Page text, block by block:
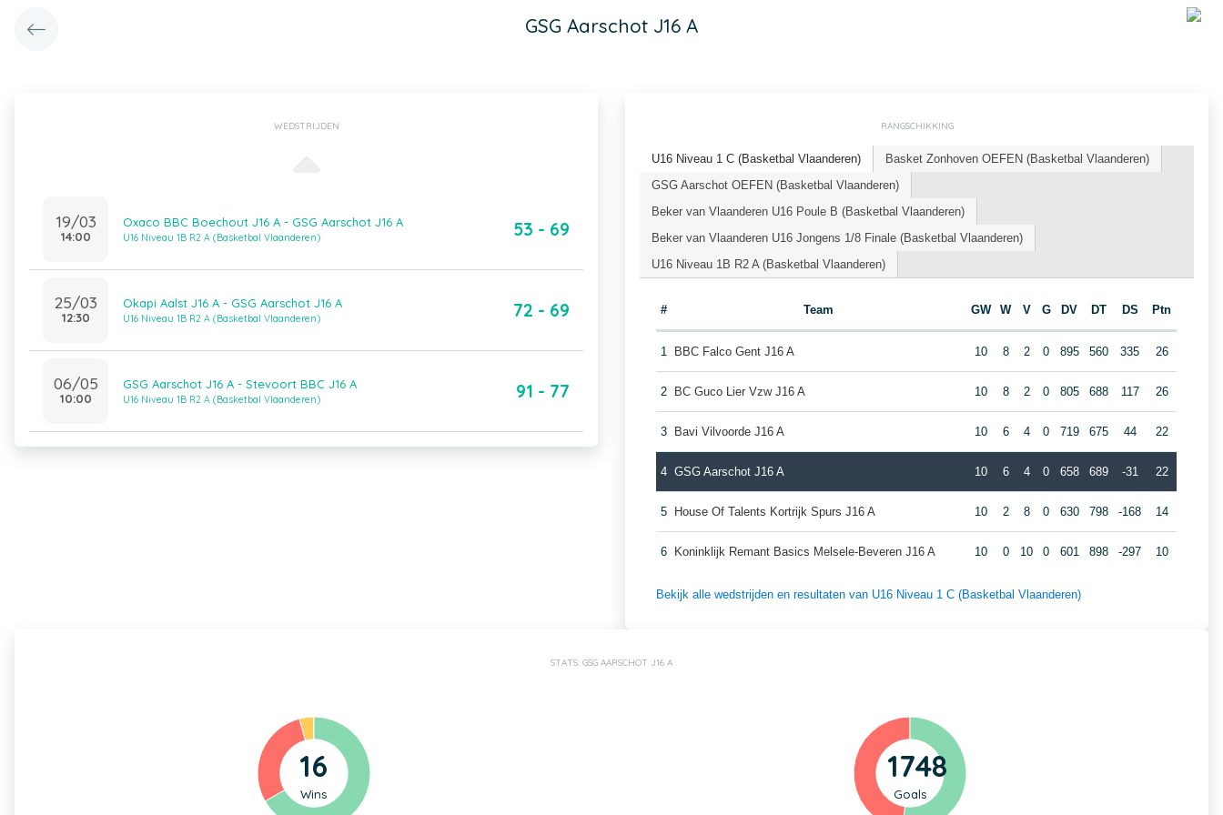
GSG Aarschot J16 A
WEDSTRIJDEN
19/03
14:00
Oxaco BBC Boechout J16 A - GSG Aarschot J16 A
U16 Niveau 1B R2 A (Basketbal Vlaanderen) 53 - 69
25/03
12:30
Okapi Aalst J16 A - GSG Aarschot J16 A
U16 Niveau 1B R2 A (Basketbal Vlaanderen) 72 - 69
06/05
10:00
GSG Aarschot J16 A - Stevoort BBC J16 A
U16 Niveau 1B R2 A (Basketbal Vlaanderen) 91 - 77
RANGSCHIKKING
U16 Niveau 1 C (Basketbal Vlaanderen)
Basket Zonhoven OEFEN (Basketbal Vlaanderen)
GSG Aarschot OEFEN (Basketbal Vlaanderen)
Beker van Vlaanderen U16 Poule B (Basketbal Vlaanderen)
Beker van Vlaanderen U16 Jongens 1/8 Finale (Basketbal Vlaanderen)
U16 Niveau 1B R2 A (Basketbal Vlaanderen)
# Team GW W V G DV DT DS Ptn
1 BBC Falco Gent J16 A 10 8 2 0 895 560 335 26
2 BC Guco Lier Vzw J16 A 10 8 2 0 805 688 117 26
3 Bavi Vilvoorde J16 A 10 6 4 0 719 675 44 22
4 GSG Aarschot J16 A 10 6 4 0 658 689 -31 22
5 House Of Talents Kortrijk Spurs J16 A 10 2 8 0 630 798 -168 14
6 Koninklijk Remant Basics Melsele-Beveren J16 A 10 0 10 0 601 898 -297 10
Bekijk alle wedstrijden en resultaten van U16 Niveau 1 C (Basketbal Vlaanderen)
STATS: GSG AARSCHOT J16 A
16
Wins
1748
Goals